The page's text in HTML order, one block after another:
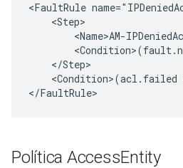
<FaultRule
    <Step>
<Name>AM-
    </Step>
<Condition>(acl.failed
</FaultRule>
Política AccessEntity